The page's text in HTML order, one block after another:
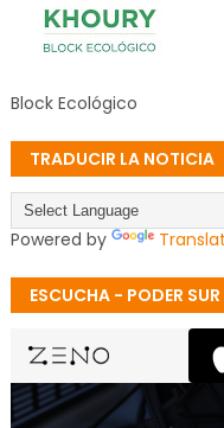
Block Ecológico
TRADUCIR LA NOTICIA
Powered by
ESCUCHA - PODER